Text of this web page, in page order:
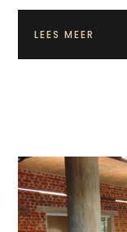
LEES MEER